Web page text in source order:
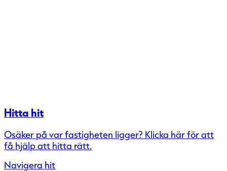
Hitta hit
Osäker på var fastigheten ligger? Klicka här för att
få hjälp att hitta rätt.
Navigera hit